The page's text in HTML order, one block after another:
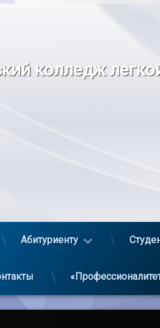
колледж
Абитуриенту